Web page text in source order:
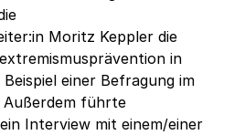
Moritz Keppler die
in
einer Befragung im
Außerdem führte
Interview mit einem/einer